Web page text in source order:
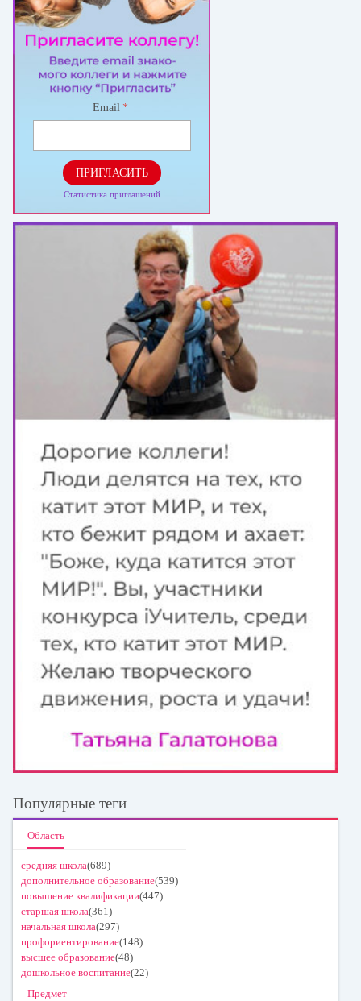
Email *
ПРИГЛАСИТЬ
Статистика приглашений
Популярные теги
Область
средняя школа(689)
дополнительное образование(539)
повышение квалификации(447)
старшая школа(361)
начальная школа(297)
профориентирование(148)
высшее образование(48)
дошкольное воспитание(22)
Предмет